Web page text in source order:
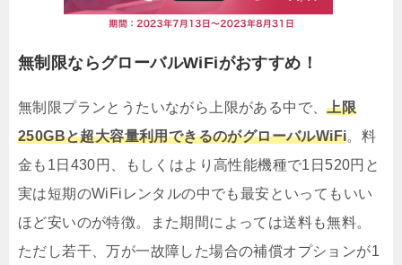
無制限ならグローバルWiFiがおすすめ！
無制限プランとうたいながら上限がある中で、上限
250GBと超大容量利用できるのがグローバルWiFi。料
金も1日430円、もしくはより高性能機種で1日520円と
実は短期のWiFiレンタルの中でも最安といってもいい
ほど安いのが特徴。また期間によっては送料も無料。
ただし若干、万が一故障した場合の補償オプションが1